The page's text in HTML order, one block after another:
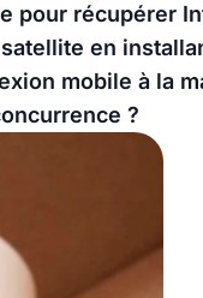
pour récupérer
en
mobile à la
?